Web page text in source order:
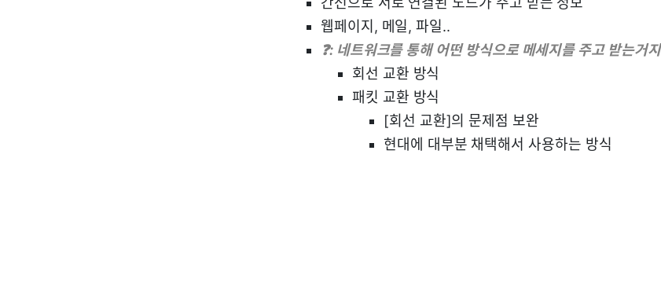
웹페이지, 메일, 파일..
❓: 네트워크를 통해 어떤 방식으로 메세지를 주고 받는거
회선 교환 방식
패킷 교환 방식
[회선 교환]의 문제점 보완
현대에 대부분 채택해서 사용하는 방식